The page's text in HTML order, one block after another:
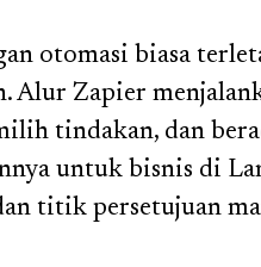
otomasi biasa
Alur Zapier
tindakan, dan
untuk bisnis di
titik persetujuan